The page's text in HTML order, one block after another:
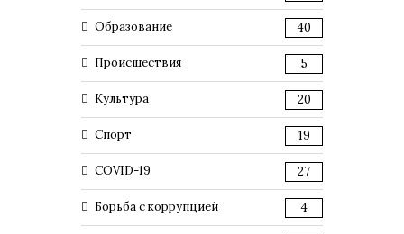
Образование 40
Происшествия 5
Культура 20
Спорт 19
COVID-19 27
Борьба с коррупцией 4